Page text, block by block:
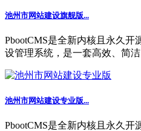
池州市网站建设旗舰版...
PbootCMS是全新内核且永久开
设管理系统，是一套高效、简
池州市网站建设专业版...
PbootCMS是全新内核且永久开